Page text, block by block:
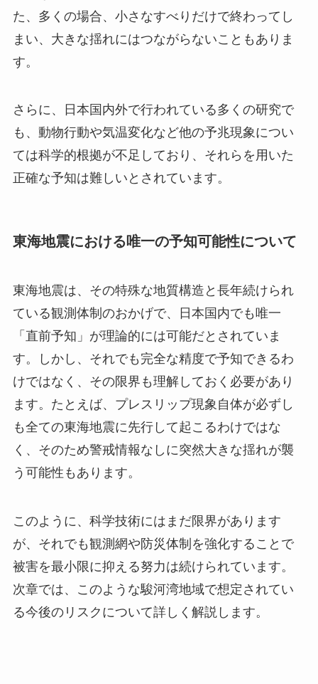
た、多くの場合、小さなすべりだけで終わってし
まい、大きな揺れにはつながらないこともありま
す。
さらに、日本国内外で行われている多くの研究で
も、動物行動や気温変化など他の予兆現象につい
ては科学的根拠が不足しており、それらを用いた
正確な予知は難しいとされています。
東海地震における唯一の予知可能性について
東海地震は、その特殊な地質構造と長年続けられ
ている観測体制のおかげで、日本国内でも唯一
「直前予知」が理論的には可能だとされていま
す。しかし、それでも完全な精度で予知できるわ
けではなく、その限界も理解しておく必要があり
ます。たとえば、プレスリップ現象自体が必ずし
も全ての東海地震に先行して起こるわけではな
く、そのため警戒情報なしに突然大きな揺れが襲
う可能性もあります。
このように、科学技術にはまだ限界があります
が、それでも観測網や防災体制を強化することで
被害を最小限に抑える努力は続けられています。
次章では、このような駿河湾地域で想定されてい
る今後のリスクについて詳しく解説します。